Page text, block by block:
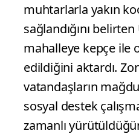
muhtarlarla yakın
sağlandığını
mahalleye kepçe ile
edildiğini aktardı.
vatandaşların
sosyal destek
zamanlı